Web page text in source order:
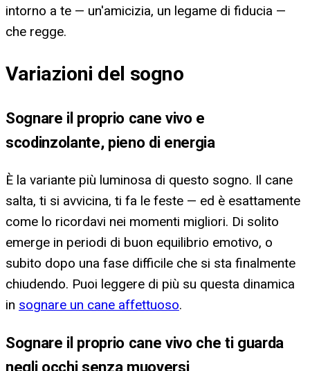
intorno a te — un'amicizia, un legame di fiducia —
che regge.
Variazioni del sogno
Sognare il proprio cane vivo e
scodinzolante, pieno di energia
È la variante più luminosa di questo sogno. Il cane
salta, ti si avvicina, ti fa le feste — ed è esattamente
come lo ricordavi nei momenti migliori. Di solito
emerge in periodi di buon equilibrio emotivo, o
subito dopo una fase difficile che si sta finalmente
chiudendo. Puoi leggere di più su questa dinamica
in sognare un cane affettuoso.
Sognare il proprio cane vivo che ti guarda
negli occhi senza muoversi